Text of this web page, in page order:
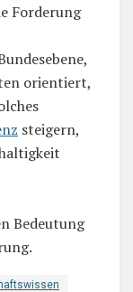
Forderung
orientiert,
steigern,
Bedeutung